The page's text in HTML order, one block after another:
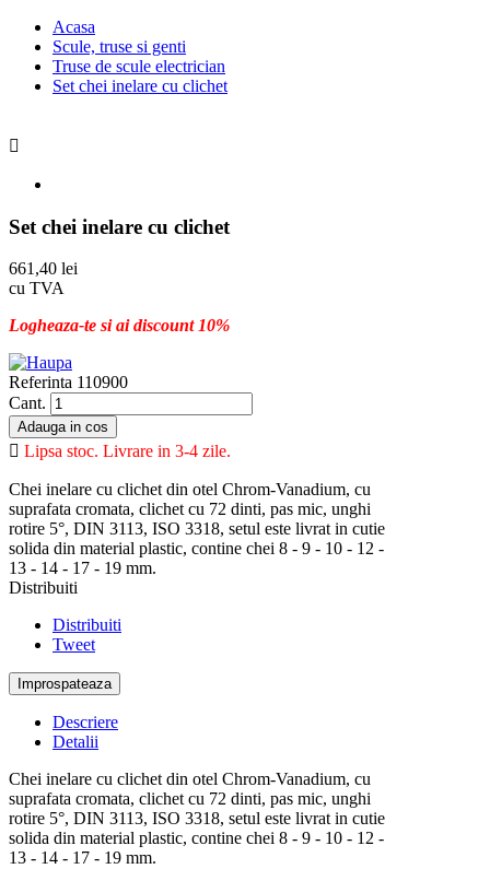
Acasa
Scule, truse si genti
Truse de scule electrician
Set chei inelare cu clichet

Set chei inelare cu clichet
661,40 lei
cu TVA
Logheaza-te si ai discount 10%
Referinta 110900
Cant.
Adauga in cos
 Lipsa stoc. Livrare in 3-4 zile.
Chei inelare cu clichet din otel Chrom-Vanadium, cu
suprafata cromata, clichet cu 72 dinti, pas mic, unghi
rotire 5°, DIN 3113, ISO 3318, setul este livrat in cutie
solida din material plastic, contine chei 8 - 9 - 10 - 12 -
13 - 14 - 17 - 19 mm.
Distribuiti
Distribuiti
Tweet
Descriere
Detalii
Chei inelare cu clichet din otel Chrom-Vanadium, cu
suprafata cromata, clichet cu 72 dinti, pas mic, unghi
rotire 5°, DIN 3113, ISO 3318, setul este livrat in cutie
solida din material plastic, contine chei 8 - 9 - 10 - 12 -
13 - 14 - 17 - 19 mm.